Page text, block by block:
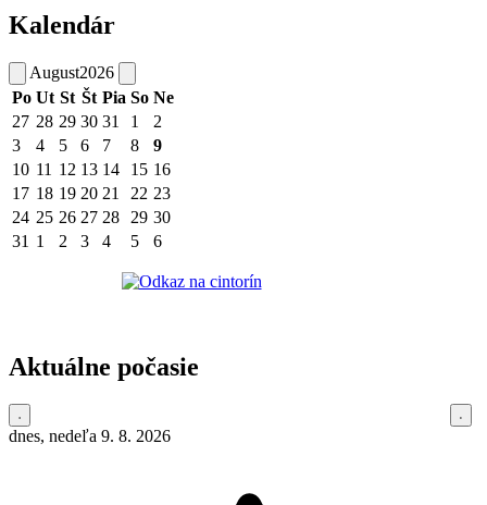
Kalendár
August2026
Po Ut St Št Pia So Ne
27 28 29 30 31 1
2
3
4 5 6 7 8
9
10 11 12 13 14 15 16
17 18 19 20 21 22 23
24 25 26 27 28 29 30
31 1 2 3 4 5 6
Aktuálne počasie
dnes, nedeľa 9. 8. 2026